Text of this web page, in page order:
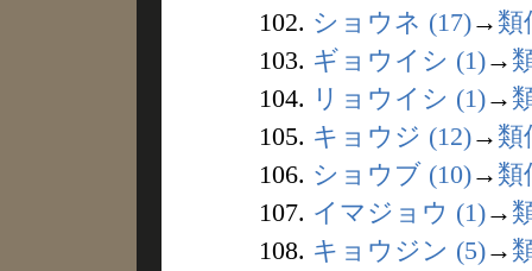
102. ショウネ (17)→ 類
103. ギョウイシ (1)→
104. リョウイシ (1)→
105. キョウジ (12)→ 類
106. ショウブ (10)→ 類
107. イマジョウ (1)→
108. キョウジン (5)→